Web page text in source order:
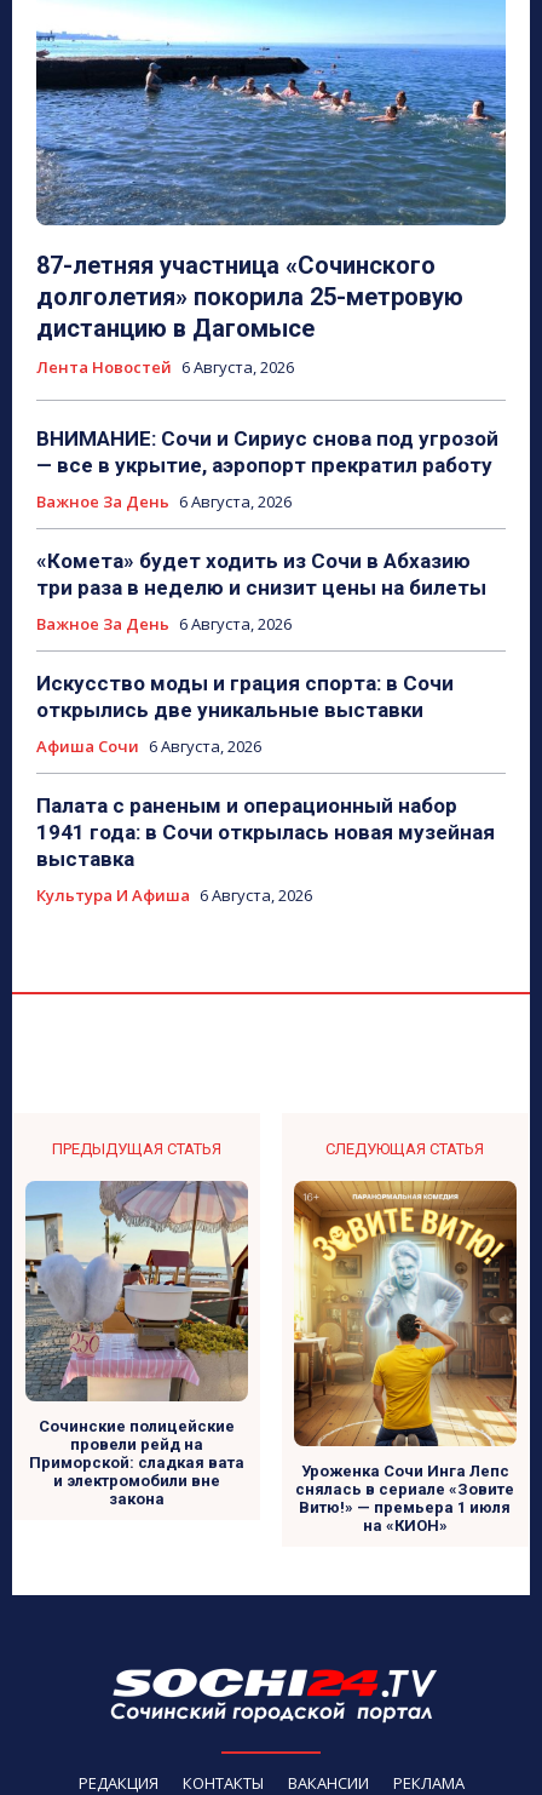
87-летняя участница «Сочинского
долголетия» покорила 25-метровую
дистанцию в Дагомысе
Лента Новостей 6 Августа, 2026
ВНИМАНИЕ: Сочи и Сириус снова под угрозой
— все в укрытие, аэропорт прекратил работу
Важное За День 6 Августа, 2026
«Комета» будет ходить из Сочи в Абхазию
три раза в неделю и снизит цены на билеты
Важное За День 6 Августа, 2026
Искусство моды и грация спорта: в Сочи
открылись две уникальные выставки
Афиша Сочи 6 Августа, 2026
Палата с раненым и операционный набор
1941 года: в Сочи открылась новая музейная
выставка
Культура И Афиша 6 Августа, 2026
ПРЕДЫДУЩАЯ СТАТЬЯ
Сочинские полицейские
провели рейд на
Приморской: сладкая вата
и электромобили вне
закона
СЛЕДУЮЩАЯ СТАТЬЯ
Уроженка Сочи Инга Лепс
снялась в сериале «Зовите
Витю!» — премьера 1 июля
на «КИОН»
РЕДАКЦИЯ КОНТАКТЫ ВАКАНСИИ РЕКЛАМА